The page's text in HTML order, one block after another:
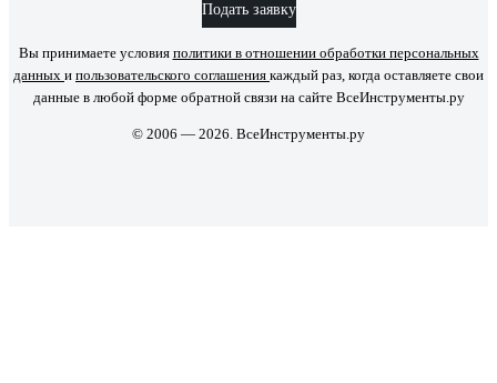
Подать заявку
Вы принимаете условия политики в отношении обработки персональных
данных и пользовательского соглашения каждый раз, когда оставляете свои
данные в любой форме обратной связи на сайте ВсеИнструменты.ру
© 2006 — 2026. ВсеИнструменты.ру